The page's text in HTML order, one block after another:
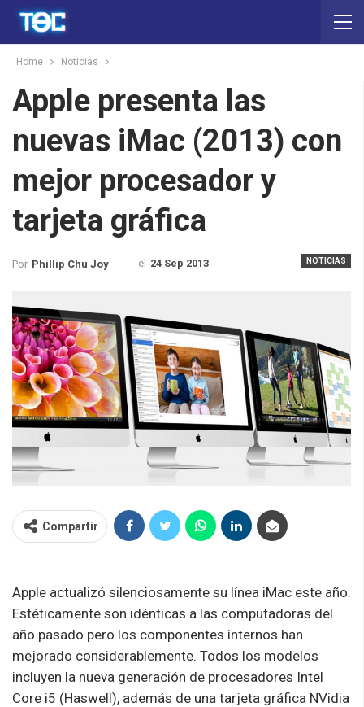
Home Noticias
Apple presenta las
nuevas iMac (2013) con
mejor procesador y
tarjeta gráfica
NOTICIAS
Por Phillip Chu Joy el 24 Sep 2013
Compartir
Apple actualizó silenciosamente su línea iMac este año.
Estéticamente son idénticas a las computadoras del
año pasado pero los componentes internos han
mejorado considerablemente. Todos los modelos
incluyen la nueva generación de procesadores Intel
Core i5 (Haswell), además de una tarjeta gráfica NVidia